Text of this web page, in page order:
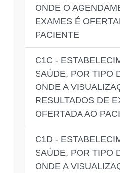
ONDE O
EXAMES É
PACIENTE
C1C -
SAÚDE, POR TIPO
ONDE A
RESULTADOS DE
OFERTADA AO
C1D -
SAÚDE, POR TIPO
ONDE A